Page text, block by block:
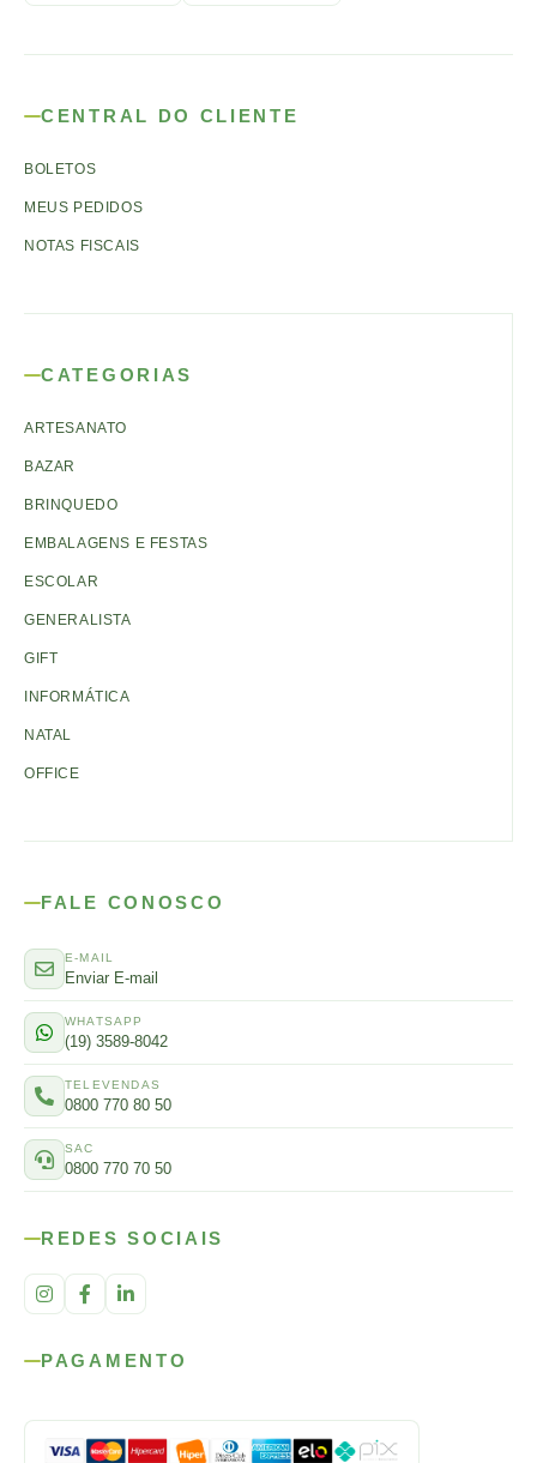
CENTRAL DO CLIENTE
BOLETOS
MEUS PEDIDOS
NOTAS FISCAIS
CATEGORIAS
ARTESANATO
BAZAR
BRINQUEDO
EMBALAGENS E FESTAS
ESCOLAR
GENERALISTA
GIFT
INFORMÁTICA
NATAL
OFFICE
FALE CONOSCO
E-MAIL
Enviar E-mail
WHATSAPP
(19) 3589-8042
TELEVENDAS
0800 770 80 50
SAC
0800 770 70 50
REDES SOCIAIS
PAGAMENTO